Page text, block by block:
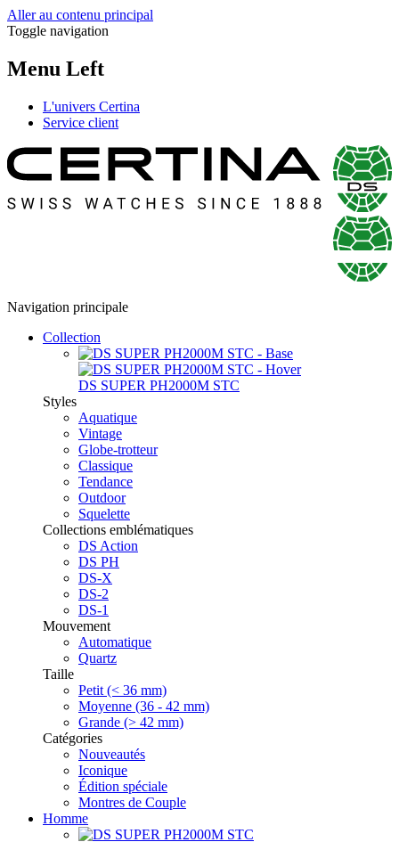
Aller au contenu principal
Toggle navigation
Menu Left
L'univers Certina
Service client
Navigation principale
Collection
DS SUPER PH2000M STC
Styles
Aquatique
Vintage
Globe-trotteur
Classique
Tendance
Outdoor
Squelette
Collections emblématiques
DS Action
DS PH
DS-X
DS-2
DS-1
Mouvement
Automatique
Quartz
Taille
Petit (< 36 mm)
Moyenne (36 - 42 mm)
Grande (> 42 mm)
Catégories
Nouveautés
Iconique
Édition spéciale
Montres de Couple
Homme